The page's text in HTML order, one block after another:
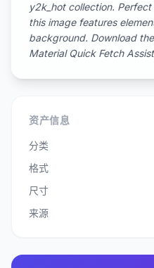
y2k_hot collection.
this image features
background. Download
Material Quick Fetch
资产信息
分类
格式
尺寸
来源